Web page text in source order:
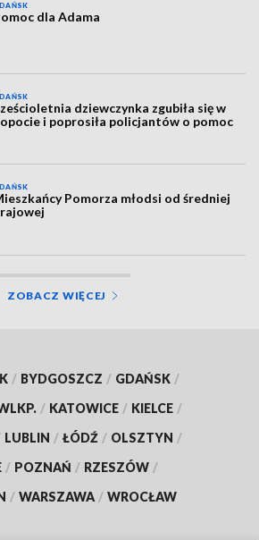
dla Adama
dziewczynka zgubiła się w
i poprosiła policjantów o pomoc
Pomorza młodsi od średniej
ZOBACZ WIĘCEJ
/ BYDGOSZCZ / GDAŃSK /
/ KATOWICE / KIELCE /
LUBLIN / ŁÓDŹ / OLSZTYN /
/ POZNAŃ / RZESZÓW /
/ WARSZAWA / WROCŁAW